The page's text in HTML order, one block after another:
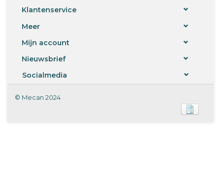
Klantenservice
Meer
Mijn account
Nieuwsbrief
Socialmedia